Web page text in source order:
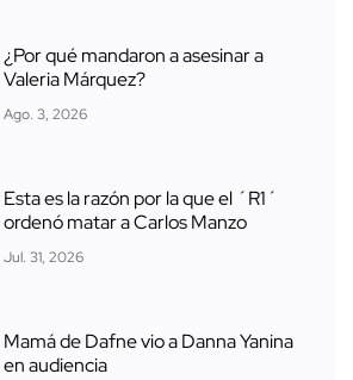
¿Por qué mandaron a asesinar a
Valeria Márquez?
Ago. 3, 2026
Esta es la razón por la que el ´R1´
ordenó matar a Carlos Manzo
Jul. 31, 2026
Mamá de Dafne vio a Danna Yanina
en audiencia